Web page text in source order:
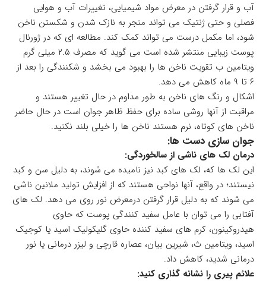
آب و قرار گرفتن در معرض مواد شیمیایی، تغییرات آب و هوایی
فصلی و حتی ژنتیک می تواند منجر به نازک شدن و شکستن ناخن
شود، اما مکمل درست می تواند کمک کند. مطالعه ای که در ژورنال
پوست زیبایی منتشر شده است می گوید که مصرف ۲.۵ میلی گرم
ویتامین ب تقویت ناخن ها را بهبود می بخشد و شکنندگی را بعد از
۶ تا ۹ ماه کاهش می دهد.
اشکال و رنگ های ناخن به طور مداوم در حال تغییر هستند و
مراقبت از آنها روشی ساده برای حفظ ظاهر جوان است در حال حاضر
ناخن های کوتاه، نرم هستند ناخن ها را خیلی بلند نکنید.
جوان سازی دست ها:
درمان لک های ناشی از سالخوردگی:
این لک ها که، لک های کبد نیز نامیده می شوند، به دلیل سن و کبد
نیستند؛ در واقع، آنها نواحی هستند که از افزایش تولید ملانین ناشی
می شوند که به دلیل قرار گرفتن درمعرض نور روی می دهد. لک های
آفتابی را می توان با عامل سفید کنندگی پوست که حاوی
هیدروکینون، کرم های سفید کننده حاوی گلیکولیک اسید یا کوجیک
اسید، ویتامین ث، شیرین بیان، عصاره قارچی و لیزر درمانی یا نور
درمانی شدید، کاهش داد.
علائم پیری را نشانه گذاری کنید: